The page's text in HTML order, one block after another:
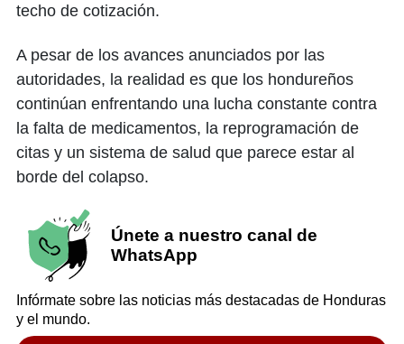
techo de cotización.
A pesar de los avances anunciados por las
autoridades, la realidad es que los hondureños
continúan enfrentando una lucha constante contra
la falta de medicamentos, la reprogramación de
citas y un sistema de salud que parece estar al
borde del colapso.
Únete a nuestro canal de
WhatsApp
Infórmate sobre las noticias más destacadas de Honduras
y el mundo.